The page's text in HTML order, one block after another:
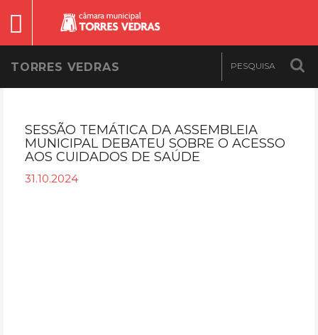
TORRES VEDRAS
SESSÃO TEMÁTICA DA ASSEMBLEIA
MUNICIPAL DEBATEU SOBRE O ACESSO
AOS CUIDADOS DE SAÚDE
31.10.2024